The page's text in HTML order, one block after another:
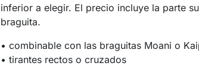
inferior a elegir. El precio incluye la parte
braguita.
• combinable con las braguitas Moani o
• tirantes rectos o cruzados